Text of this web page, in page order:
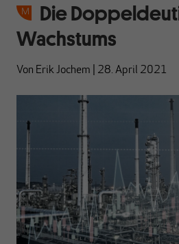
Die
Wachstums
Von Erik Jochem 28. April 2021